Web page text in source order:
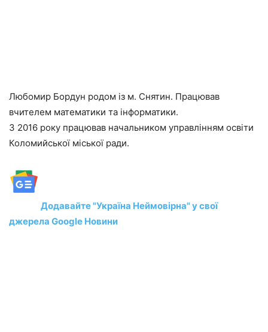
Любомир Бордун родом із м. Снятин. Працював
вчителем математики та інформатики.
З 2016 року працював начальником управлінням освіти
Коломийської міської ради.
Додавайте "Україна Неймовірна" у свої
джерела Google Новини